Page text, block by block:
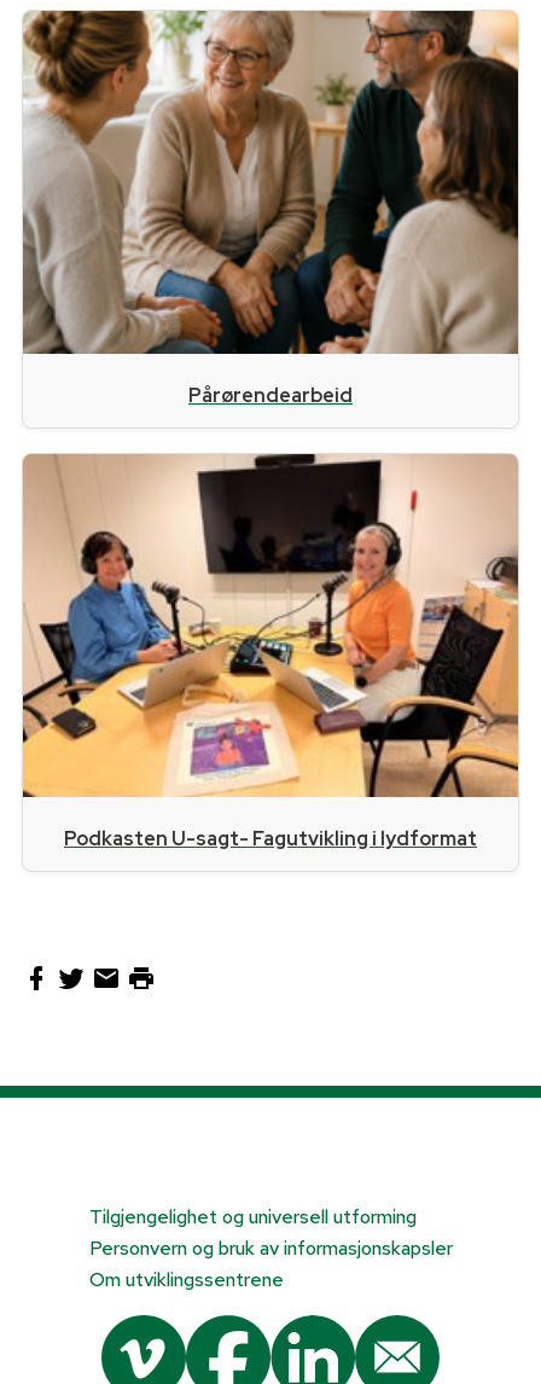
Pårørendearbeid
Podkasten U-sagt- Fagutvikling i lydformat
Tilgjengelighet og universell utforming
Personvern og bruk av informasjonskapsler
Om utviklingssentrene